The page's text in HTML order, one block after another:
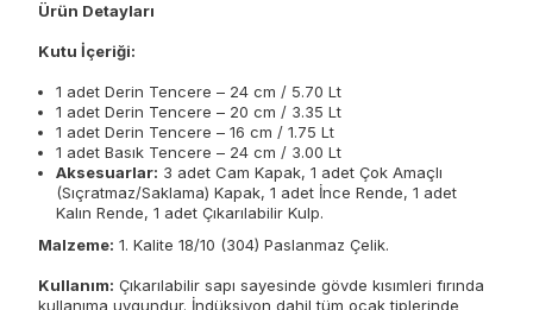
Ürün Detayları
Kutu İçeriği:
1 adet Derin Tencere – 24 cm / 5.70 Lt
1 adet Derin Tencere – 20 cm / 3.35 Lt
1 adet Derin Tencere – 16 cm / 1.75 Lt
1 adet Basık Tencere – 24 cm / 3.00 Lt
Aksesuarlar: 3 adet Cam Kapak, 1 adet Çok Amaçlı
(Sıçratmaz/Saklama) Kapak, 1 adet İnce Rende, 1 adet
Kalın Rende, 1 adet Çıkarılabilir Kulp.
Malzeme: 1. Kalite 18/10 (304) Paslanmaz Çelik.
Kullanım: Çıkarılabilir sapı sayesinde gövde kısımleri fırında
kullanıma uygundur. İndüksiyon dahil tüm ocak tiplerinde